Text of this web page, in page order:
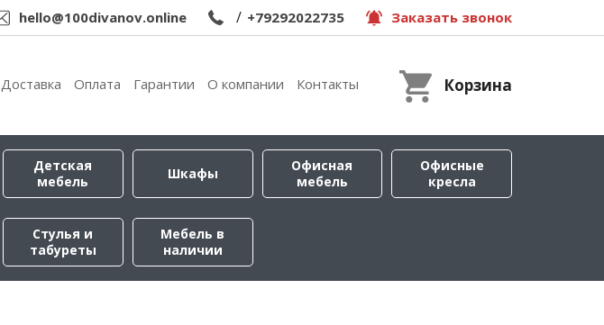
hello@100divanov.online / +79292022735 Заказать звонок
Доставка Оплата Гарантии О компании Контакты Корзина
Детская
мебель
Шкафы
Офисная
мебель
Офисные
кресла
Стулья и
табуреты
Мебель в
наличии